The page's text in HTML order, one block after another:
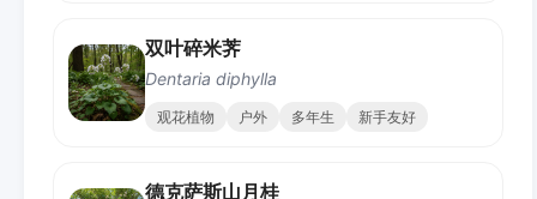
双叶碎米荠
Dentaria diphylla
观花植物 户外 多年生 新手友好
德克萨斯山月桂